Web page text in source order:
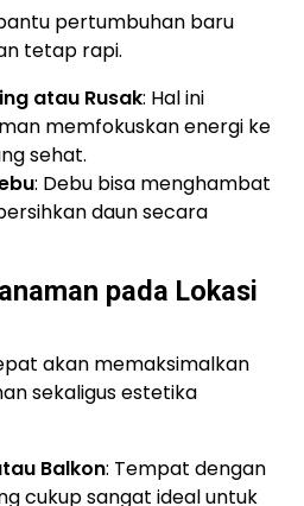
pertumbuhan baru
tetap rapi.
atau Rusak: Hal ini
memfokuskan energi ke
sehat.
: Debu bisa menghambat
daun secara
pada Lokasi
akan memaksimalkan
sekaligus estetika
Balkon: Tempat dengan
cukup sangat ideal untuk